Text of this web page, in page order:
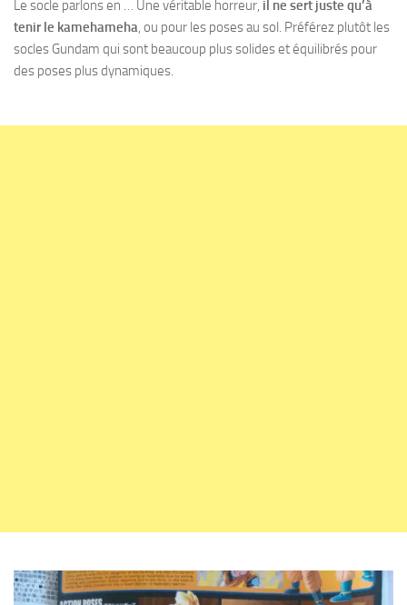
Le socle parlons en … Une véritable horreur, il ne sert juste qu’à
tenir le kamehameha, ou pour les poses au sol. Préférez plutôt les
socles Gundam qui sont beaucoup plus solides et équilibrés pour
des poses plus dynamiques.